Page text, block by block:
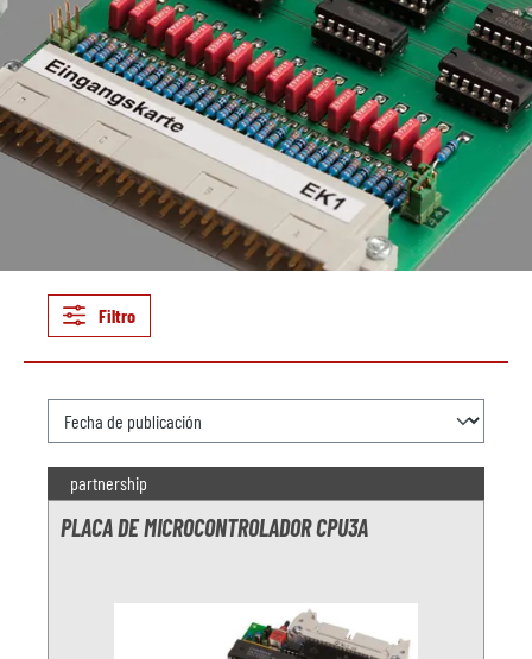
Filtro
partnership
PLACA DE MICROCONTROLADOR CPU3A